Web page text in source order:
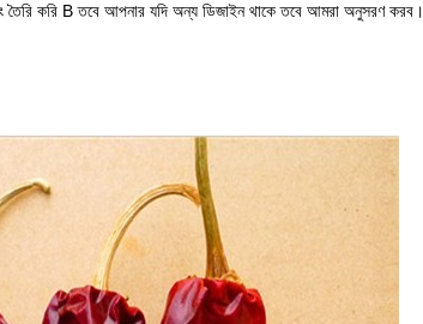
তৈরি করি B তবে আপনার যদি অন্য ডিজাইন থাকে তবে আমরা অনুসরণ করব।